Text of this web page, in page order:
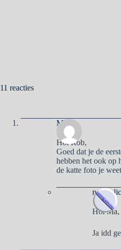
11 reacties
Ma
Hoi Rob,
Goed dat je de
hebben het ook op
de katte foto je
Hoi Ma,
Ja idd